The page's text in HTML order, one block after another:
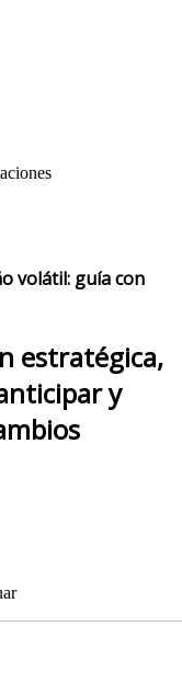
volátil: guía con
estratégica,
y